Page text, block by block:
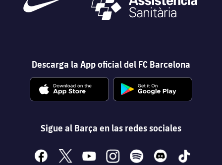
Descarga la App oficial del FC Barcelona
Sigue al Barça en las redes sociales
facebook
x youtubeinstagramspotify discord tiktok